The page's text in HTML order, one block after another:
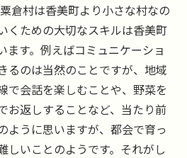
倉村は香美町より小さな村なの
くための大切なスキルは香美町
ます。例えばコミュニケーショ
るのは当然のことですが、地域
で会話を楽しむことや、野菜を
お返しすることなど、当たり前
ように思いますが、都会で育っ
しいことのようです。それがし